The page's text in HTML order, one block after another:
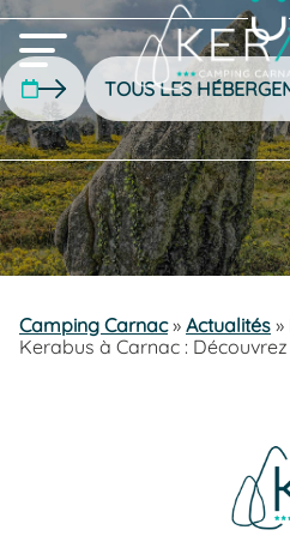
Camping Carnac» Actualités »
Kerabus à Carnac :